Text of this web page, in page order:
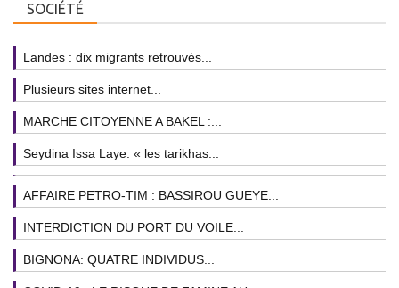
SOCIÉTÉ
Landes : dix migrants retrouvés...
Plusieurs sites internet...
MARCHE CITOYENNE A BAKEL :...
Seydina Issa Laye: « les tarikhas...
AFFAIRE PETRO-TIM : BASSIROU GUEYE...
INTERDICTION DU PORT DU VOILE...
BIGNONA: QUATRE INDIVIDUS...